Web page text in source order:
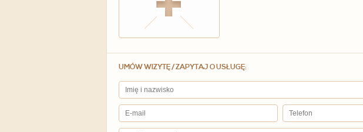
UMÓW WIZYTĘ / ZAPYTAJ O USŁUGĘ: